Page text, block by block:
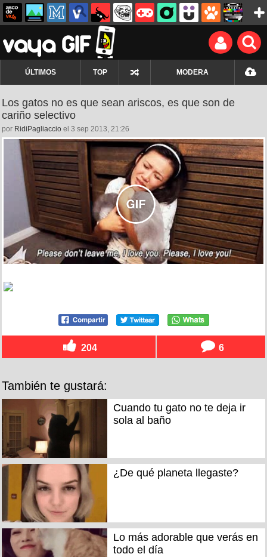
ÚLTIMOS TOP MODERA
Los gatos no es que sean ariscos, es que son de
cariño selectivo
por RidiPagliaccio el 3 sep 2013, 21:26
204 6
También te gustará:
Cuando tu gato no te deja ir
sola al baño
¿De qué planeta llegaste?
Lo más adorable que verás en
todo el día